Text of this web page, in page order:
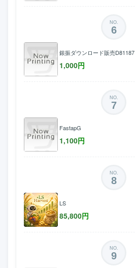
NO.
6
銀振ダウンロード販売D81187
1,000円
NO.
7
FastapG
1,100円
NO.
8
LS
85,800円
NO.
9